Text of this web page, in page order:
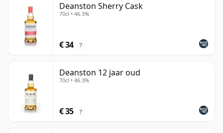
Deanston Sherry Cask
70cl • 46.3%
€ 34 ?
Deanston 12 jaar oud
70cl • 46.3%
€ 35 ?